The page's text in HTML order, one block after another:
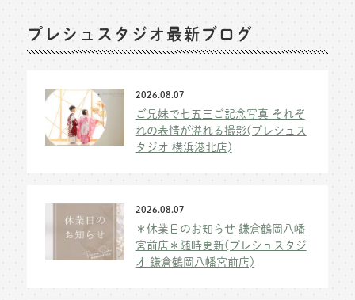
プレシュスタジオ最新ブログ
2026.08.07
ご兄妹で七五三ご記念写真 それぞ
れの表情が溢れる撮影(プレシュス
タジオ 横浜港北店)
2026.08.07
＊休業日のお知らせ 鎌倉鶴岡八幡
宮前店＊随時更新(プレシュスタジ
オ 鎌倉鶴岡八幡宮前店)